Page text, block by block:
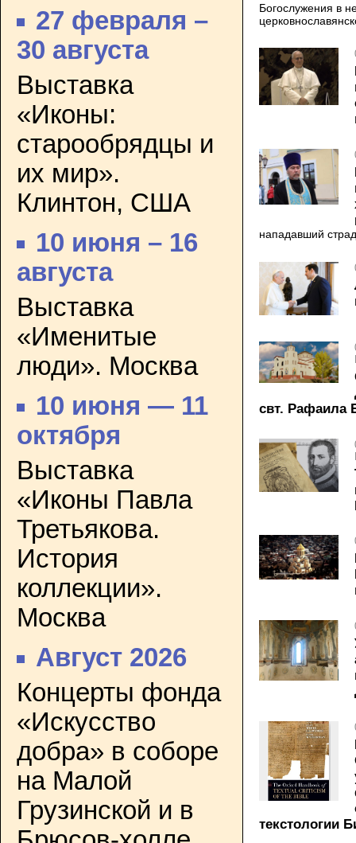
27 февраля –
30 августа
Выставка
«Иконы:
старообрядцы и
их мир».
Клинтон, США
10 июня – 16
августа
Выставка
«Именитые
люди». Москва
10 июня — 11
октября
Выставка
«Иконы Павла
Третьякова.
История
коллекции».
Москва
Август 2026
Концерты фонда
«Искусство
добра» в соборе
на Малой
Грузинской и в
Богослужения в
нападавший
свт. Рафаила
текстологии